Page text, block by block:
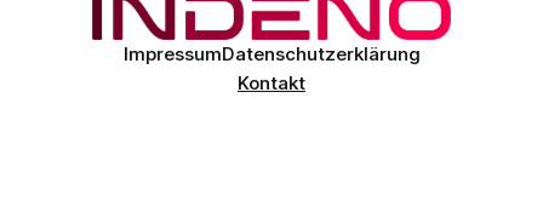
ImpressumDatenschutzerklärung
Kontakt